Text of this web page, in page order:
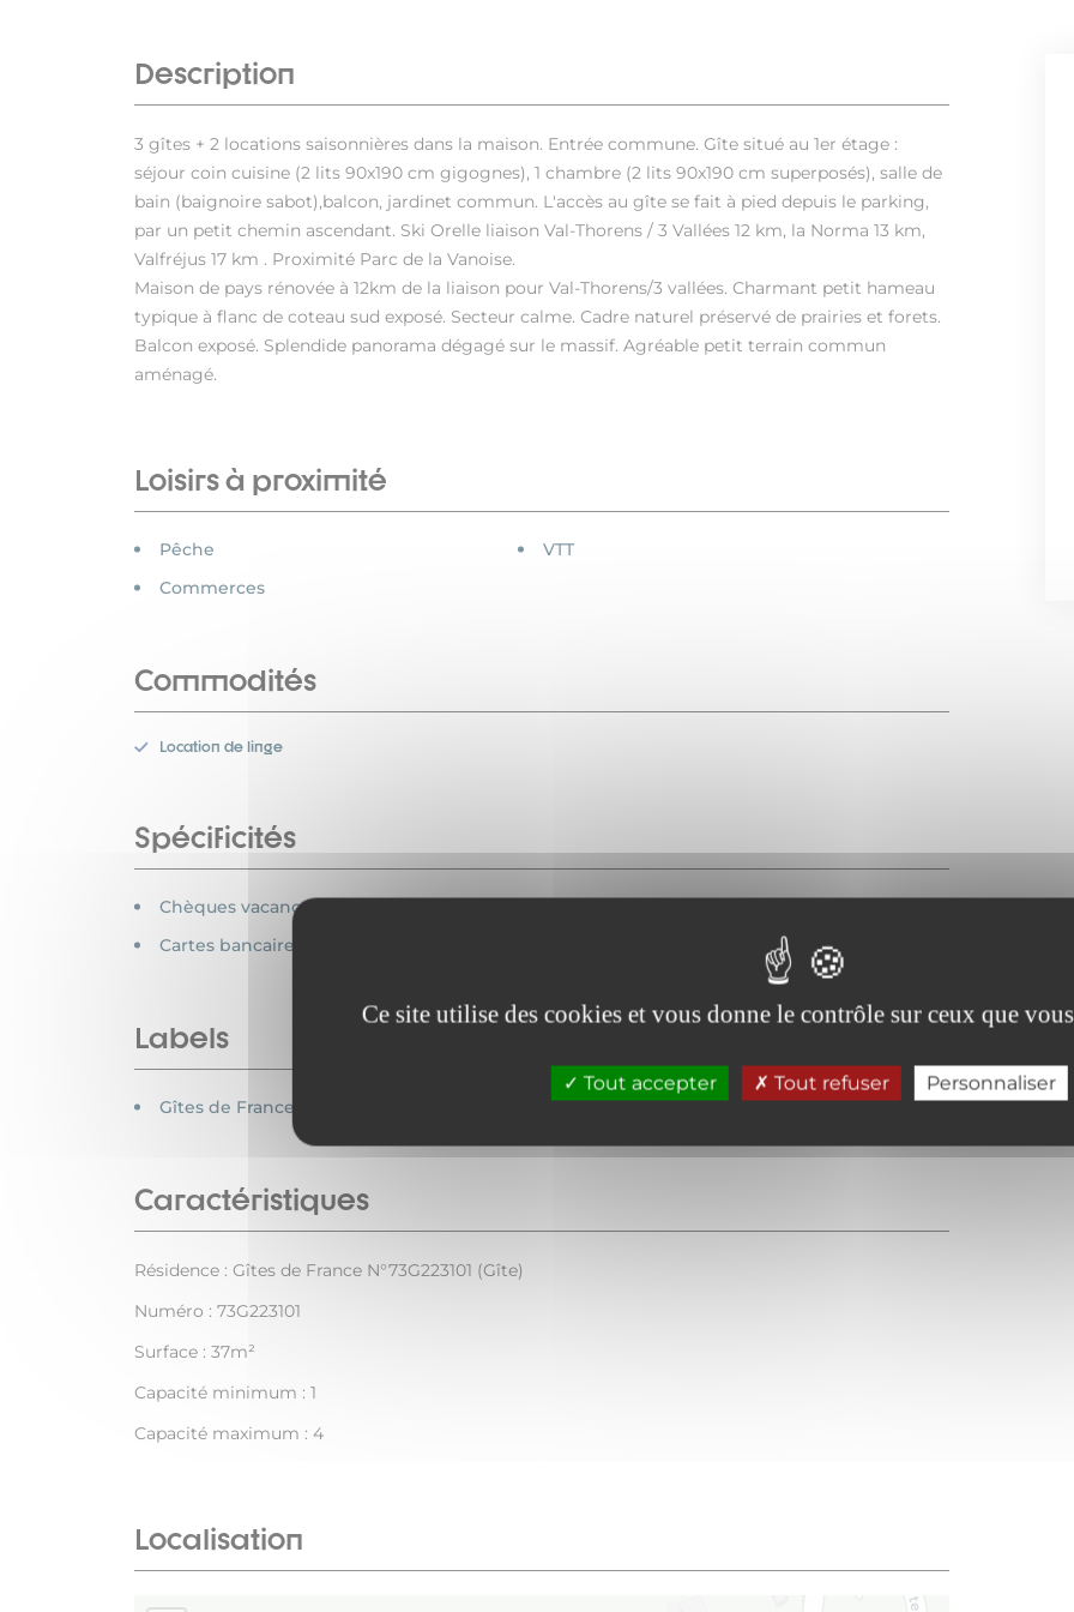
Ce site utilise des cookies et vous donne le contrôle sur ceux que
Tout accepter Tout refuser Personnaliser
Description
3 gîtes + 2 locations saisonnières dans la maison. Entrée commune. Gîte situé au 1er étage :
séjour coin cuisine (2 lits 90x190 cm gigognes), 1 chambre (2 lits 90x190 cm superposés), salle de
bain (baignoire sabot),balcon, jardinet commun. L'accès au gîte se fait à pied depuis le parking,
par un petit chemin ascendant. Ski Orelle liaison Val-Thorens / 3 Vallées 12 km, la Norma 13 km,
Valfréjus 17 km . Proximité Parc de la Vanoise.
Maison de pays rénovée à 12km de la liaison pour Val-Thorens/3 vallées. Charmant petit hameau
typique à flanc de coteau sud exposé. Secteur calme. Cadre naturel préservé de prairies et forets.
Balcon exposé. Splendide panorama dégagé sur le massif. Agréable petit terrain commun
aménagé.
Loisirs à proximité
Pêche
VTT
Commerces
Commodités
Location de linge
Spécificités
Chèques vacances acceptés
Cartes bancaires acceptées
Labels
Gîtes de France
Caractéristiques
Résidence : Gîtes de France N°73G223101 (Gîte)
Numéro : 73G223101
Surface : 37m²
Capacité minimum : 1
Capacité maximum : 4
Localisation